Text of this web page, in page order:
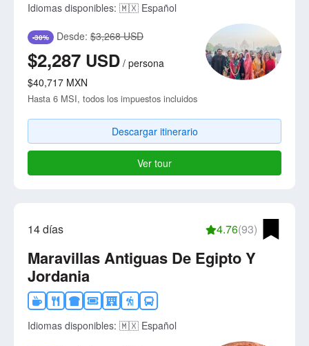
Idiomas disponibles: 🇲🇽 Español
-30% Desde: $3,268 USD
$2,287 USD / persona
$40,717 MXN
Hasta 6 MSI, todos los impuestos incluidos
Descargar itinerario
Ver tour
14 días 4.76(93)
Maravillas Antiguas De Egipto Y
Jordania
Idiomas disponibles: 🇲🇽 Español